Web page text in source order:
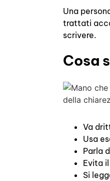
Una
trattati
scrivere.
Cosa
Va
Usa
Parla
Evita
Si